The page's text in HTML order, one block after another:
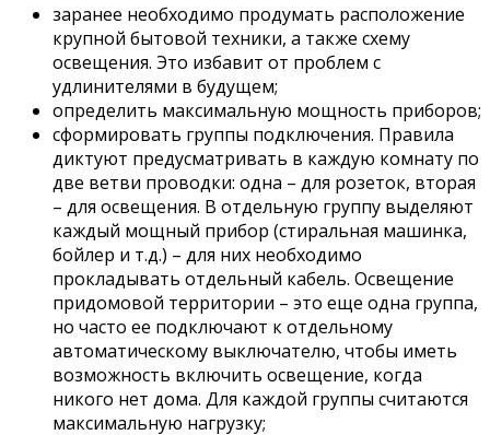
заранее необходимо продумать расположение
крупной бытовой техники, а также схему
освещения. Это избавит от проблем с
удлинителями в будущем;
определить максимальную мощность приборов;
сформировать группы подключения. Правила
диктуют предусматривать в каждую комнату по
две ветви проводки: одна – для розеток, вторая
– для освещения. В отдельную группу выделяют
каждый мощный прибор (стиральная машинка,
бойлер и т.д.) – для них необходимо
прокладывать отдельный кабель. Освещение
придомовой территории – это еще одна группа,
но часто ее подключают к отдельному
автоматическому выключателю, чтобы иметь
возможность включить освещение, когда
никого нет дома. Для каждой группы считаются
максимальную нагрузку;